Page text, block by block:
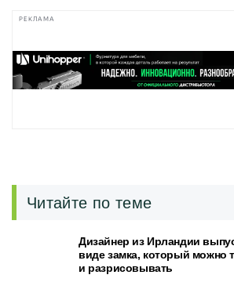
РЕКЛАМА
Читайте по теме
Дизайнер из Ирландии
виде замка, который можно
и разрисовывать